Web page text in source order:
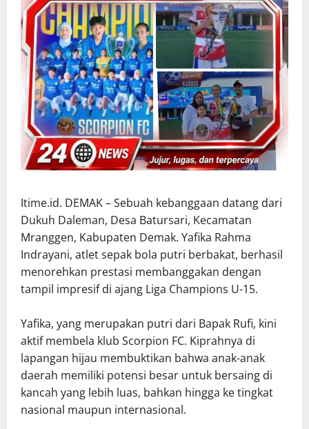
Itime.id. DEMAK – Sebuah kebanggaan datang dari
Dukuh Daleman, Desa Batursari, Kecamatan
Mranggen, Kabupaten Demak. Yafika Rahma
Indrayani, atlet sepak bola putri berbakat, berhasil
menorehkan prestasi membanggakan dengan
tampil impresif di ajang Liga Champions U-15.
Yafika, yang merupakan putri dari Bapak Rufi, kini
aktif membela klub Scorpion FC. Kiprahnya di
lapangan hijau membuktikan bahwa anak-anak
daerah memiliki potensi besar untuk bersaing di
kancah yang lebih luas, bahkan hingga ke tingkat
nasional maupun internasional.